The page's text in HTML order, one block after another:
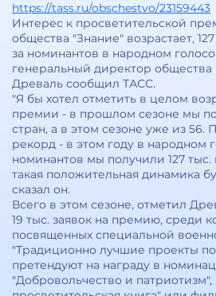
https://tass.ru/obschestvo/23159443
Интерес к просветительской
общества "Знание" возрастает,
за номинантов в народном
генеральный директор
Древаль сообщил ТАСС.
"Я бы хотел отметить в целом
премии - в прошлом сезоне мы
стран, а в этом сезоне уже из
рекорд - в этом году в народном
номинантов мы получили 127 тыс.
такая положительная динамика
сказал он.
Всего в этом сезоне, отметил
19 тыс. заявок на премию, среди
посвященных специальной
"Традиционно лучшие проекты
претендуют на награду в
"Добровольчество и